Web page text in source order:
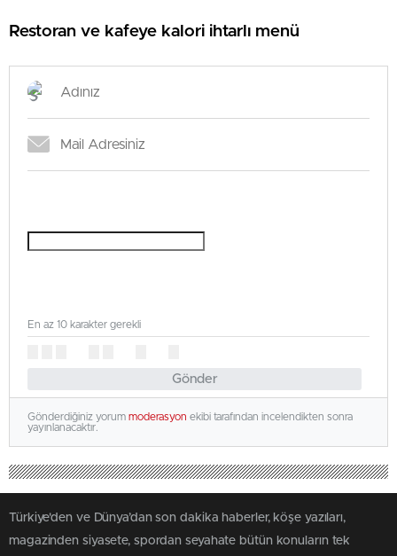
Restoran ve kafeye kalori ihtarlı menü
Gönder
En az 10 karakter gerekli
Gönderdiğiniz yorum moderasyon ekibi tarafından incelendikten sonra
yayınlanacaktır.
Türkiye'den ve Dünya’dan son dakika haberler, köşe yazıları,
magazinden siyasete, spordan seyahate bütün konuların tek